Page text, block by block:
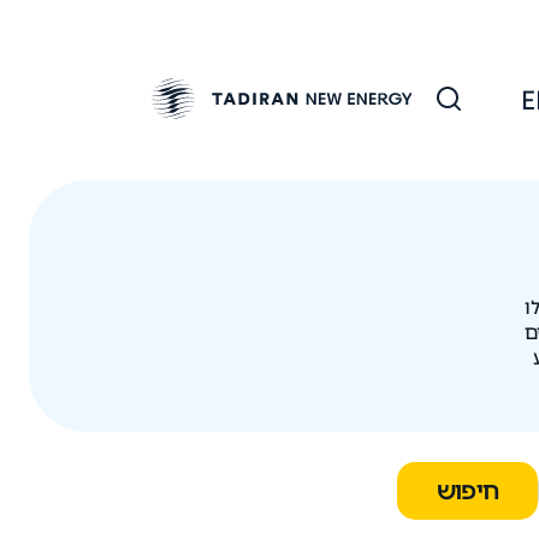
חיפוש